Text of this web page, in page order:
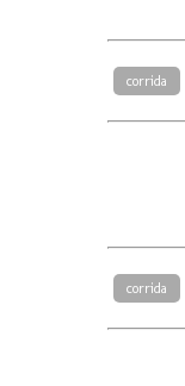
corrida
corrida